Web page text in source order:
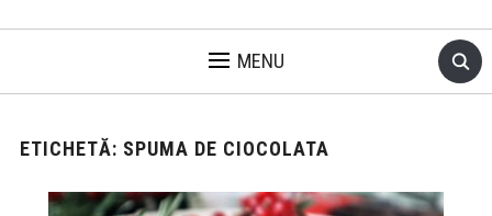
MENU
ETICHETĂ: SPUMA DE CIOCOLATA